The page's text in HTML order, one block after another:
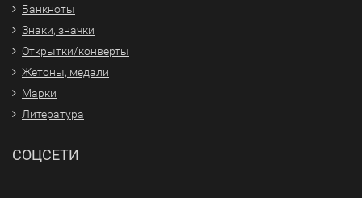
Банкноты
Знаки, значки
Открытки/конверты
Жетоны, медали
Марки
Литература
СОЦСЕТИ